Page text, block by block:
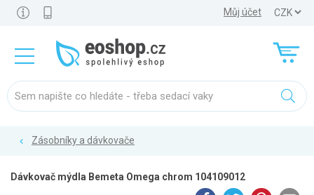
Můj účet
Zásobníky a dávkovače
Dávkovač mýdla Bemeta Omega chrom 104109012